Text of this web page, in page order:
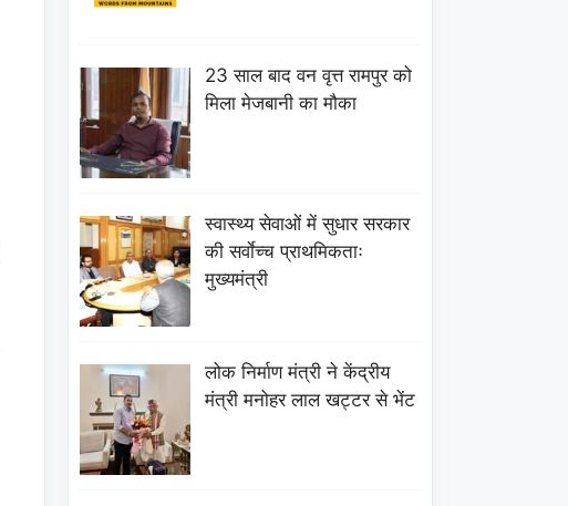
23 साल बाद वन वृत्त रामपुर को
मिला मेजबानी का मौका
स्वास्थ्य सेवाओं में सुधार सरकार
की सर्वाेच्च प्राथमिकताः
मुख्यमंत्री
लोक निर्माण मंत्री ने केंद्रीय
मंत्री मनोहर लाल खट्टर से भेंट